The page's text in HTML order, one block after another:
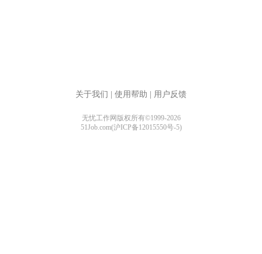
关于我们 使用帮助 用户反馈
无忧工作网版权所有©1999-2026
51Job.com(沪ICP备12015550号-5)